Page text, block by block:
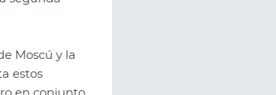
Moscú y la
estos